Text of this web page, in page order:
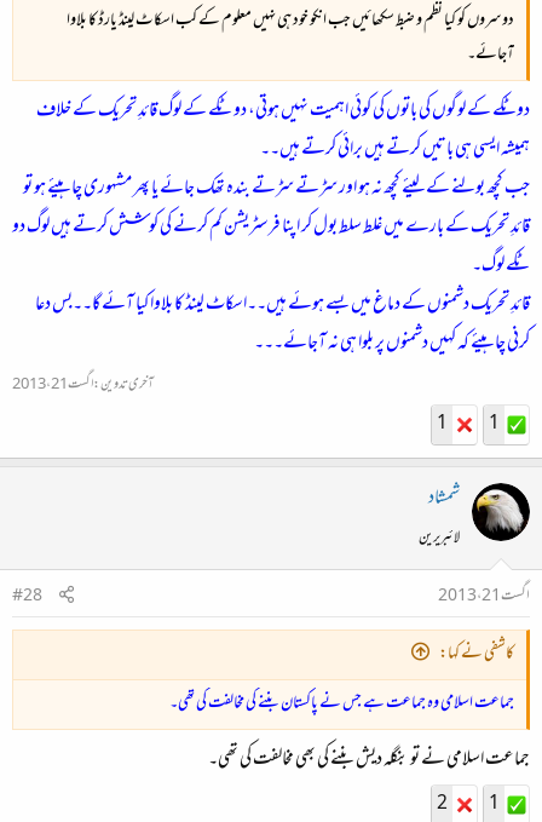
دوسروں کو کیا نظم و ضبط سکھائیں جب انکو خود ہی نہیں معلوم کے کب اسکاٹ لینڈ یارڈ کا بلاوا
آجائے۔
دوٹکے کے لوگوں کی باتوں کی کوئی اہمیت نہیں ہوتی، دو ٹکے کے لوگ قائدِ تحریک کے خلاف
ہمیشہ ایسی ہی باتیں کرتے ہیں برائی کرتے ہیں۔۔
جب کچھ بولنے کے لیئے کچھ نہ ہو اور سڑتے سڑتے بندہ تھک جائے یا پھر مشہوری چاہیئے ہو تو
قائدِ تحریک کے بارے میں غلط سلط بول کر اپنا فرسٹریشن کم کرنے کی کوشش کرتے ہیں لوگ دو
ٹکے لوگ۔
قائدِ تحریک دشمنوں کے دماغ میں بسے ہوئے ہیں۔۔اسکاٹ لینڈ کا بلاوا کیا آئے گا۔۔بس دعا
کرنی چاہیئے کہ کہیں دشمنوں پر بلوا ہی نہ آجائے۔۔۔
آخری تدوین:اگست 21، 2013
1
1
شمشاد
لائبریرین
اگست 21، 2013
#28
کاشفی نے کہا:
جماعت اسلامی وہ جماعت ہے جس نے پاکستان بننے کی مخالفت کی تھی۔
جماعت اسلامی نے تو بنگلہ دیش بننے کی بھی مخالفت کی تھی۔
1
2